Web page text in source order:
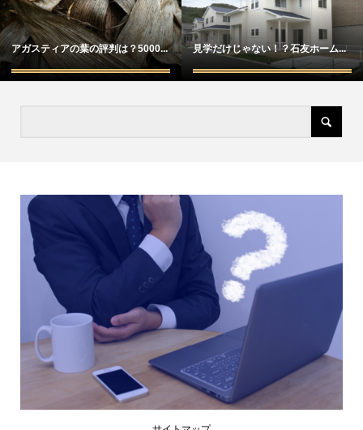
アガスティアの葉の評判は？5000... 見学だけじゃない！？石友ホーム...